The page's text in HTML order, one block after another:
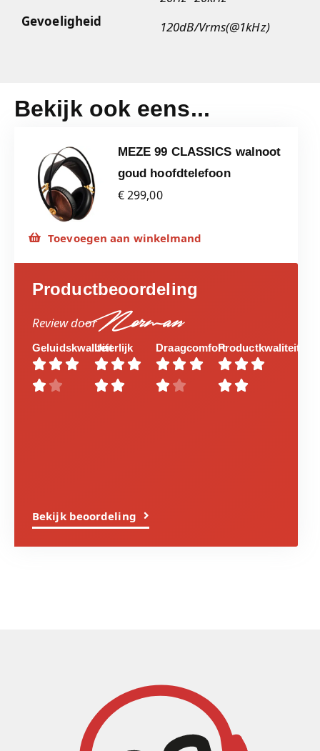
Gevoeligheid
120dB/Vrms(@1kHz)
Bekijk ook eens...
MEZE 99 CLASSICS walnoot
goud hoofdtelefoon
€ 299,00
Toevoegen aan winkelmand
Productbeoordeling
Review doorNorman
Geluidskwaliteit

 
Uiterlijk


Draagcomfort
 
 
Productkwaliteit


Bekijk beoordeling